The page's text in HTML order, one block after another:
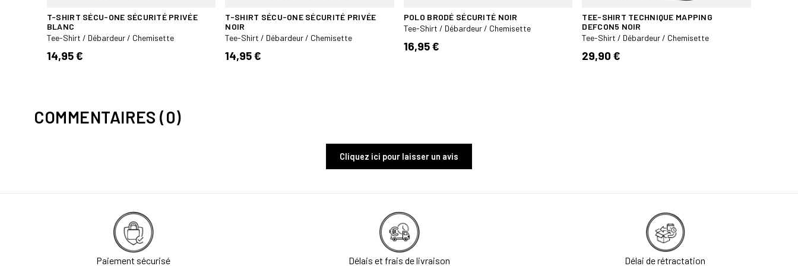
T-SHIRT SÉCU-ONE SÉCURITÉ PRIVÉE
BLANC
Tee-Shirt / Débardeur / Chemisette
14,95 €
T-SHIRT SÉCU-ONE SÉCURITÉ PRIVÉE
NOIR
Tee-Shirt / Débardeur / Chemisette
14,95 €
POLO BRODÉ SÉCURITÉ NOIR
Tee-Shirt / Débardeur / Chemisette
16,95 €
TEE-SHIRT TECHNIQUE MAPPING
DEFCON5 NOIR
Tee-Shirt / Débardeur / Chemisette
29,90 €
COMMENTAIRES (0)
Cliquez ici pour laisser un avis
Paiement sécurisé Délais et frais de livraison Délai de rétractation